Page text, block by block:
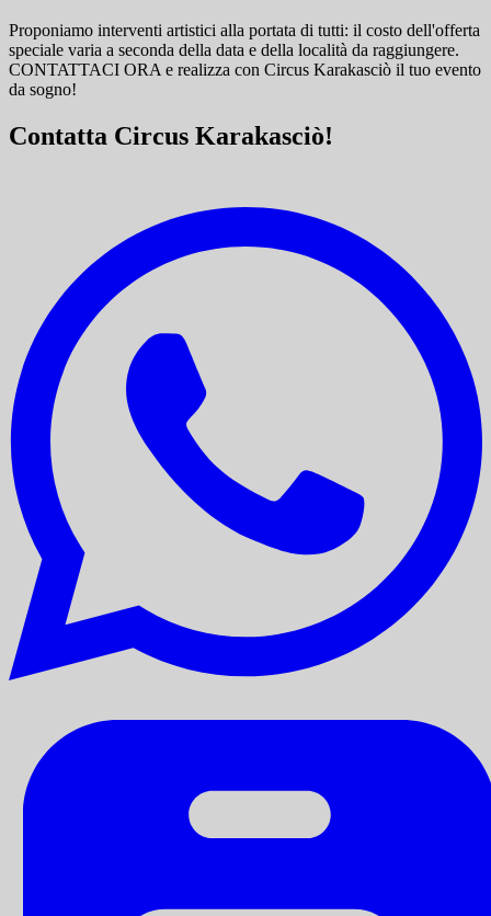
Proponiamo interventi artistici alla portata di tutti: il costo dell'offerta
speciale varia a seconda della data e della località da raggiungere.
CONTATTACI ORA e realizza con Circus Karakasciò il tuo evento
da sogno!
Contatta Circus Karakasciò!